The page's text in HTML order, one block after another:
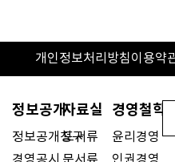
개인정보처리방침이용약
정보공개
정보공개청구
자료실
도서류
경영철학
윤리경영